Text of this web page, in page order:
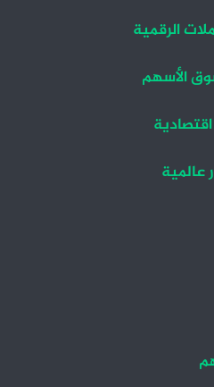
الرقمية
الأسهم
اقتصادية
عالمية